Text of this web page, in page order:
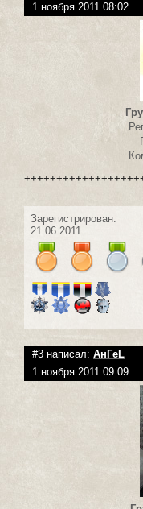
1 ноября 2011 08:02
Зарегистрирован:
21.06.2011
#3 написал: АнГeL
1 ноября 2011 09:09